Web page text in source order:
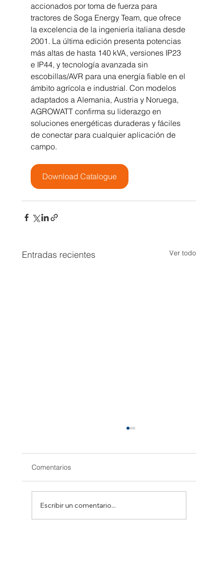
accionados por toma de fuerza para
tractores de Soga Energy Team, que ofrece
la excelencia de la ingeniería italiana desde
2001. La última edición presenta potencias
más altas de hasta 140 kVA, versiones IP23
e IP44, y tecnología avanzada sin
escobillas/AVR para una energía fiable en el
ámbito agrícola e industrial. Con modelos
adaptados a Alemania, Austria y Noruega,
AGROWATT confirma su liderazgo en
soluciones energéticas duraderas y fáciles
de conectar para cualquier aplicación de
campo.
Download Catalogue
Entradas recientes Ver todo
Comentarios
Escribir un comentario...